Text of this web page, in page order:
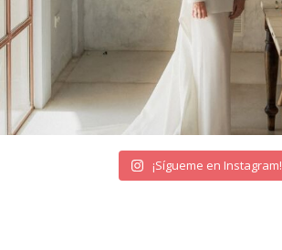
¡Sígueme en Instagram!